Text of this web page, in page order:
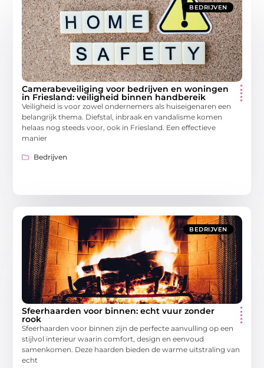
BEDRIJVEN
Camerabeveiliging voor bedrijven en woningen
in Friesland: veiligheid binnen handbereik
Veiligheid is voor zowel ondernemers als huiseigenaren een
belangrijk thema. Diefstal, inbraak en vandalisme komen
helaas nog steeds voor, ook in Friesland. Een effectieve
manier
Bedrijven
BEDRIJVEN
Sfeerhaarden voor binnen: echt vuur zonder
rook
Sfeerhaarden voor binnen zijn de perfecte aanvulling op een
stijlvol interieur waarin comfort, design en eenvoud
samenkomen. Deze haarden bieden de warme uitstraling van
echt